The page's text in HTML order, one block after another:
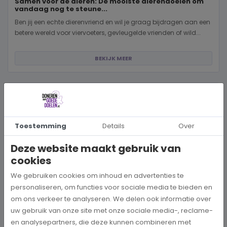
vandaag nog te steune...
Ben jij een echte dierenvriend en wil je graag bijdragen aan een
betere wereld voor viervoeters, gevleugelde vrienden of wild...
BEKIJK MEER
Toestemming Details Over
Deze website maakt gebruik van
cookies
We gebruiken cookies om inhoud en advertenties te
personaliseren, om functies voor sociale media te bieden en
om ons verkeer te analyseren. We delen ook informatie over
uw gebruik van onze site met onze sociale media-, reclame-
en analysepartners, die deze kunnen combineren met